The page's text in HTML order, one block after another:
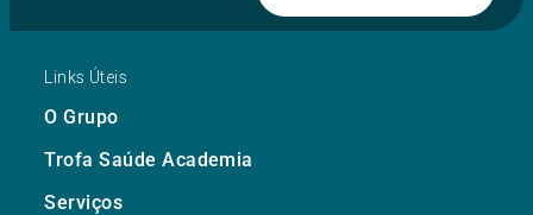
Links Úteis
O Grupo
Trofa Saúde Academia
Serviços